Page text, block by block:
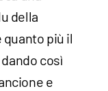
della
più il
così
e